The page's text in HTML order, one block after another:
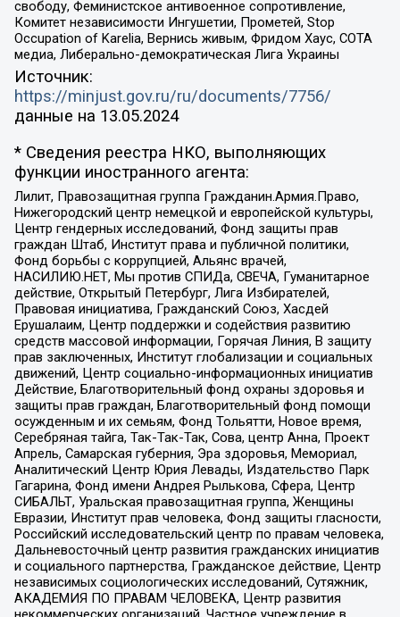
свободу, Феминистское антивоенное сопротивление,
Комитет независимости Ингушетии, Прометей, Stop
Occupation of Karelia, Вернись живым, Фридом Хаус, СОТА
медиа, Либерально-демократическая Лига Украины
Источник:
https://minjust.gov.ru/ru/documents/7756/
данные на 13.05.2024
* Сведения реестра НКО, выполняющих
функции иностранного агента:
Лилит, Правозащитная группа Гражданин.Армия.Право,
Нижегородский центр немецкой и европейской культуры,
Центр гендерных исследований, Фонд защиты прав
граждан Штаб, Институт права и публичной политики,
Фонд борьбы с коррупцией, Альянс врачей,
НАСИЛИЮ.НЕТ, Мы против СПИДа, СВЕЧА, Гуманитарное
действие, Открытый Петербург, Лига Избирателей,
Правовая инициатива, Гражданский Союз, Хасдей
Ерушалаим, Центр поддержки и содействия развитию
средств массовой информации, Горячая Линия, В защиту
прав заключенных, Институт глобализации и социальных
движений, Центр социально-информационных инициатив
Действие, Благотворительный фонд охраны здоровья и
защиты прав граждан, Благотворительный фонд помощи
осужденным и их семьям, Фонд Тольятти, Новое время,
Серебряная тайга, Так-Так-Так, Сова, центр Анна, Проект
Апрель, Самарская губерния, Эра здоровья, Мемориал,
Аналитический Центр Юрия Левады, Издательство Парк
Гагарина, Фонд имени Андрея Рылькова, Сфера, Центр
СИБАЛЬТ, Уральская правозащитная группа, Женщины
Евразии, Институт прав человека, Фонд защиты гласности,
Российский исследовательский центр по правам человека,
Дальневосточный центр развития гражданских инициатив
и социального партнерства, Гражданское действие, Центр
независимых социологических исследований, Сутяжник,
АКАДЕМИЯ ПО ПРАВАМ ЧЕЛОВЕКА, Центр развития